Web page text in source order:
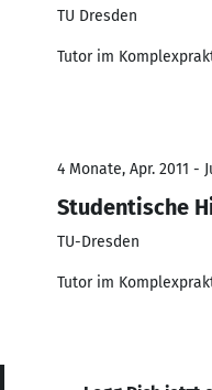
TU Dresden
Tutor im
4 Monate, Apr. 2011 -
Studentische
TU-Dresden
Tutor im